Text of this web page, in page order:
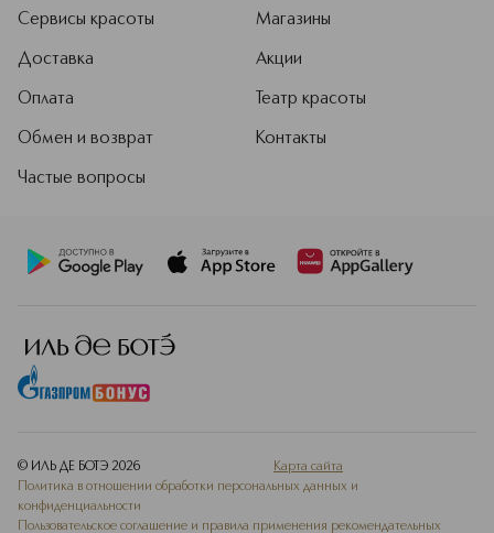
Сервисы красоты
Доставка
Оплата
Обмен и возврат
Частые вопросы
Магазины
Акции
Театр красоты
Контакты
© ИЛЬ ДЕ БОТЭ 2026
Карта сайта
Политика в отношении обработки персональных данных и
конфиденциальности
Пользовательское соглашение и правила применения рекомендательных